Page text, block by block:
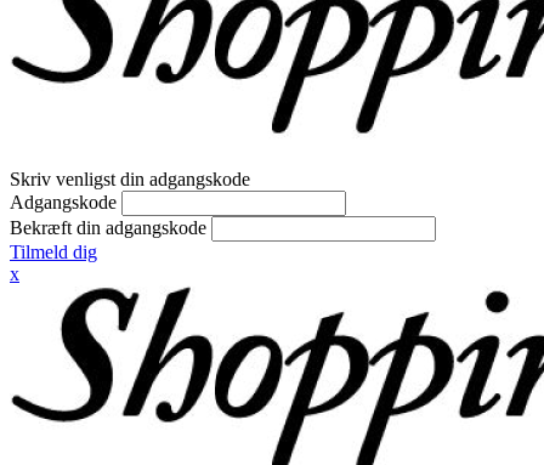
Skriv venligst din adgangskode
Adgangskode
Bekræft din adgangskode
Tilmeld dig
x